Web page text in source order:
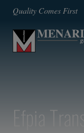
Quality Comes First
Efpia